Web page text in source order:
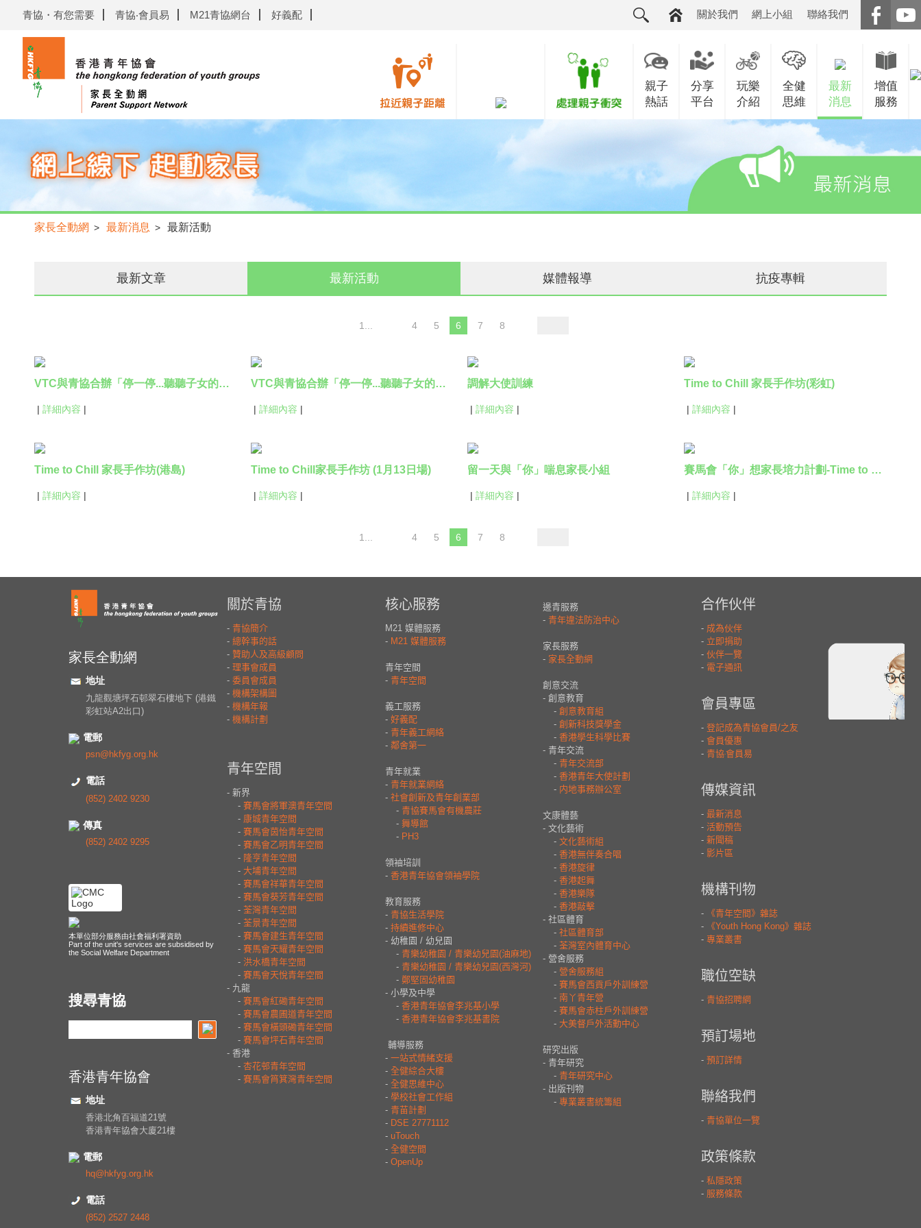
青協・有您需要 青協‧會員易 M21青協網台 好義配 關於我們 網上小組 聯絡我們
親子
熱話
分享
平台
玩樂
介紹
全健
思維
最新
消息
增值
服務
家長全動網 > 最新消息 > 最新活動
最新文章 最新活動 媒體報導 抗疫專輯
1... 4 5 6 7 8
VTC與青協合辦「停一停...聽聽子女的心聲」家長講座2023第二場
| 詳細內容 |
VTC與青協合辦「停一停...聽聽子女的心聲」家長講座2023第一場
| 詳細內容 |
調解大使訓練
| 詳細內容 |
Time to Chill 家長手作坊(彩虹)
| 詳細內容 |
Time to Chill 家長手作坊(港島)
| 詳細內容 |
Time to Chill家長手作坊 (1月13日場)
| 詳細內容 |
留一天與「你」喘息家長小組
| 詳細內容 |
賽馬會「你」想家長培力計劃-Time to Chill家長手作坊
| 詳細內容 |
1... 4 5 6 7 8
家長全動網
地址
九龍觀塘坪石邨翠石樓地下 (港鐵
彩虹站A2出口)
電郵
psn@hkfyg.org.hk
電話
(852) 2402 9230
傳真
(852) 2402 9295
本單位部分服務由社會福利署資助
Part of the unit's services are subsidised by
the Social Welfare Department
搜尋青協
香港青年協會
地址
香港北角百福道21號
香港青年協會大廈21樓
電郵
hq@hkfyg.org.hk
電話
(852) 2527 2448